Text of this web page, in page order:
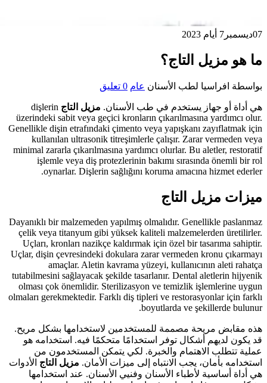
07ديسمبر 7 أيام 2023
ما هو مزيل التاج؟
بواسطة افراسيا لطب الأسنان عام 0 تعليق
هي أداة أو جهاز يستخدم في طب الأسنان. مزيل التاج dişlerin
üzerindeki sabit veya geçici kronların çıkarılmasına yardımcı olur.
Genellikle dişin etrafındaki çimento veya yapışkanı zayıflatmak için
kullanılan ultrasonik titreşimlerle çalışır. Zarar vermeden veya
minimal zararla çıkarılmasına yardımcı olurlar. Bu aletler, restoratif
işlemle veya diş protezlerinin bakımı sırasında önemli bir rol
oynarlar. Dişlerin sağlığını koruma amacına hizmet ederler.
ميزات مزيل التاج
Dayanıklı bir malzemeden yapılmış olmalıdır. Genellikle paslanmaz
çelik veya titanyum gibi yüksek kaliteli malzemelerden üretilirler.
Uçları, kronları nazikçe kaldırmak için özel bir tasarıma sahiptir.
Uçlar, dişin çevresindeki dokulara zarar vermeden kronu çıkarmayı
amaçlar. Aletin kavrama yüzeyi, kullanıcının aleti rahatça
tutabilmesini sağlayacak şekilde tasarlanır. Dental aletlerin hijyenik
olması çok önemlidir. Sterilizasyon ve temizlik işlemlerine uygun
olmaları gerekmektedir. Farklı diş tipleri ve restorasyonlar için farklı
boyutlarda ve şekillerde bulunur.
هذه مقابض مريحة مصممة للمستخدمين لاستخدامها بشكل مريح.
قد يكون لديهم أشكال توفر استخدامًا متحكمًا فيه. استخدامه هو
عملية تتطلب الاهتمام والخبرة. لكي يتمكن المستخدمون من
استخدامه بأمان، يجب الانتباه إلى ميزات الأمان. مزيل التاج الأدوات
هي أداة أساسية لأطباء الأسنان وفنيي الأسنان. عند استخدامها